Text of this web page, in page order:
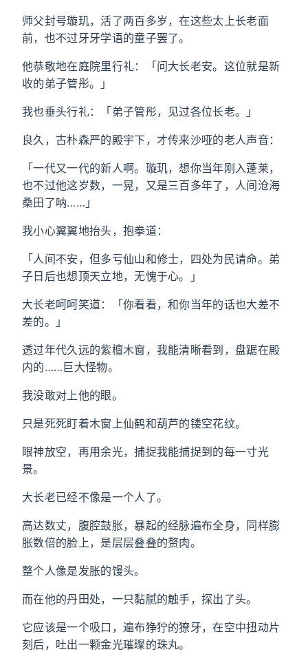
师父封号璇玑，活了两百多岁，在这些太上长老面
前，也不过牙牙学语的童子罢了。
他恭敬地在庭院里行礼：「问大长老安。这位就是新
收的弟子管彤。」
我也垂头行礼：「弟子管彤，见过各位长老。」
良久，古朴森严的殿宇下，才传来沙哑的老人声音：
「一代又一代的新人啊。璇玑，想你当年刚入蓬莱，
也不过他这岁数，一晃，又是三百多年了，人间沧海
桑田了呐……」
我小心翼翼地抬头，抱拳道：
「人间不安，但多亏仙山和修士，四处为民请命。弟
子日后也想顶天立地，无愧于心。」
大长老呵呵笑道：「你看看，和你当年的话也大差不
差的。」
透过年代久远的紫檀木窗，我能清晰看到，盘踞在殿
内的……巨大怪物。
我没敢对上他的眼。
只是死死盯着木窗上仙鹤和葫芦的镂空花纹。
眼神放空，再用余光，捕捉我能捕捉到的每一寸光
景。
大长老已经不像是一个人了。
高达数丈，腹腔鼓胀，暴起的经脉遍布全身，同样膨
胀数倍的脸上，是层层叠叠的赘肉。
整个人像是发胀的馒头。
而在他的丹田处，一只黏腻的触手，探出了头。
它应该是一个吸口，遍布狰狞的獠牙，在空中扭动片
刻后，吐出一颗金光璀璨的珠丸。